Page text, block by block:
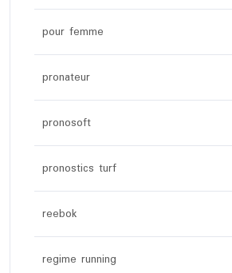
pour femme
pronateur
pronosoft
pronostics turf
reebok
regime running